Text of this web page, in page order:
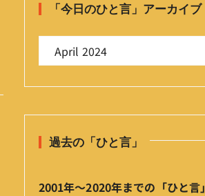
:
「今日のひと言」アーカイブ
ひ
言
ア
April 2024
過去の「ひと言」
2001年〜2020年までの「ひと言」